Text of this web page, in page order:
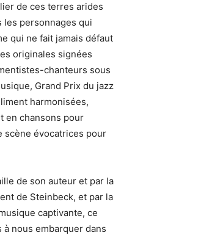
de ces terres arides
les personnages qui
qui ne fait jamais défaut
originales signées
chanteurs sous
Grand Prix du jazz
harmonisées,
en chansons pour
scène évocatrices pour
de son auteur et par la
de Steinbeck, et par la
captivante, ce
nous embarquer dans